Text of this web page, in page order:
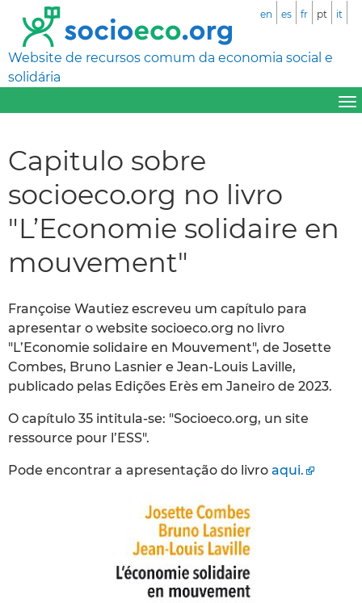
Website de recursos comum da economia social e
solidária
en es fr pt it
Capitulo sobre
socioeco.org no livro
"L’Economie solidaire en
mouvement"
Françoise Wautiez escreveu um capítulo para
apresentar o website socioeco.org no livro
"L’Economie solidaire en Mouvement", de Josette
Combes, Bruno Lasnier e Jean-Louis Laville,
publicado pelas Edições Erès em Janeiro de 2023.
O capítulo 35 intitula-se: "Socioeco.org, un site
ressource pour l’ESS".
Pode encontrar a apresentação do livro aqui.